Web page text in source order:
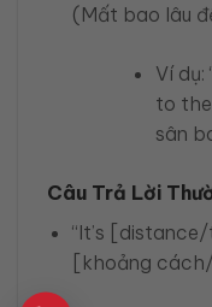
(Mất bao lâu
Ví
to
sân
Câu Trả Lời
“It’s
[khoảng